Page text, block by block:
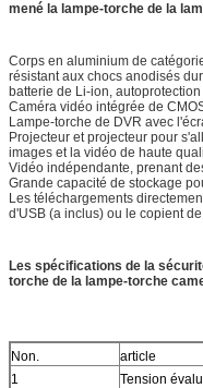
mené la lampe-torche de la
Corps en aluminium de
résistant aux chocs anodisés
batterie de Li-ion,
Caméra vidéo intégrée de
Lampe-torche de DVR avec
Projecteur et projecteur pour
images et la vidéo de haute
Vidéo indépendante, prenant
Grande capacité de stockage
Les téléchargements
d'USB (a inclus) ou le copient
Les spécifications de la
torche de la lampe-torche
Non. article
1
Tension